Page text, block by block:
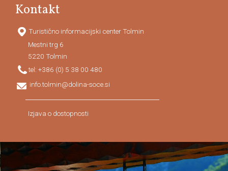
Kontakt
Turistično informacijski center Tolmin
Mestni trg 6
5220 Tolmin
tel: +386 (0) 5 38 00 480
info.tolmin@dolina-soce.si
Izjava o dostopnosti